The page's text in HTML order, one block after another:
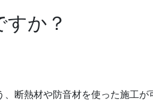
か？
断熱材や防音材を使った施工が